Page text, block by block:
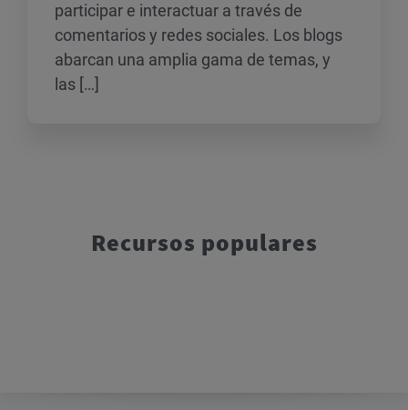
participar e interactuar a través de
comentarios y redes sociales. Los blogs
abarcan una amplia gama de temas, y
las […]
Recursos populares